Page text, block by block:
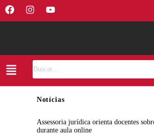
Notícias
Assessoria jurídica orienta docentes
durante aula online